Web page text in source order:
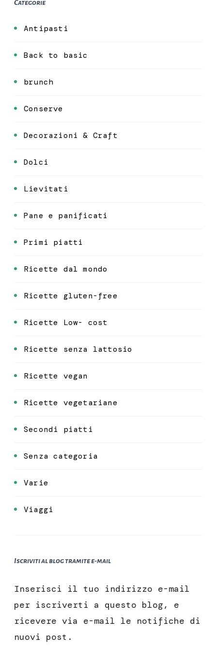
Categorie
Antipasti
Back to basic
brunch
Conserve
Decorazioni & Craft
Dolci
Lievitati
Pane e panificati
Primi piatti
Ricette dal mondo
Ricette gluten-free
Ricette Low- cost
Ricette senza lattosio
Ricette vegan
Ricette vegetariane
Secondi piatti
Senza categoria
Varie
Viaggi
Iscriviti al blog tramite e-mail
Inserisci il tuo indirizzo e-mail
per iscriverti a questo blog, e
ricevere via e-mail le notifiche di
nuovi post.